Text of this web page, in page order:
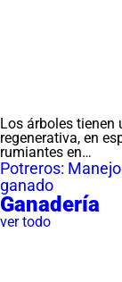
Los árboles tienen
regenerativa, en
rumiantes en…
Potreros:
ganado
Ganadería
ver todo